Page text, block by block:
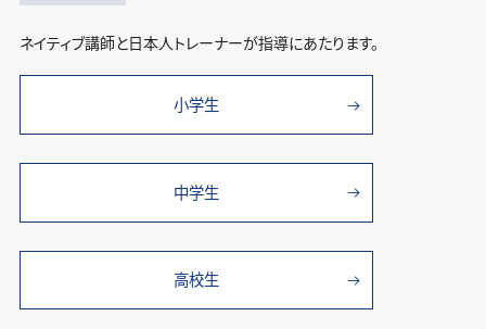
ネイティブ講師と日本人トレーナーが指導にあたります。
小学生
中学生
高校生